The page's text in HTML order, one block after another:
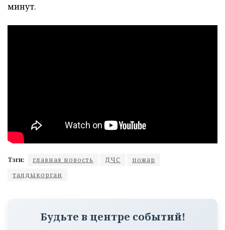
минут.
Тэги: главная новость ДЧС
пожар
талдыкорган
Будьте в центре событий!